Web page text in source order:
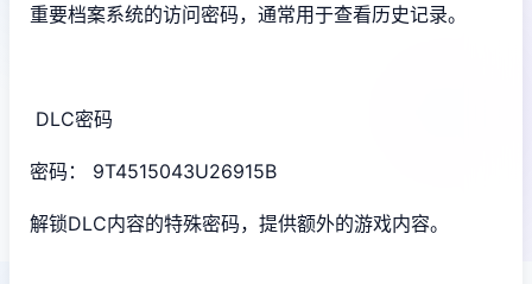
重要档案系统的访问密码，通常用于查看历史记录。
DLC密码
密码： 9T4515043U26915B
解锁DLC内容的特殊密码，提供额外的游戏内容。